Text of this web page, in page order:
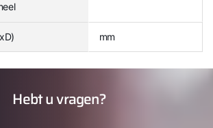
mm
Hebt u vragen?